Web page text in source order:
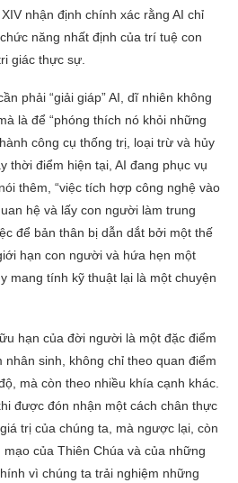
nhận định chính xác rằng AI chỉ
năng nhất định của trí tuệ con
giác thực sự.
phải “giải giáp” AI, dĩ nhiên không
là để “phóng thích nó khỏi những
công cụ thống trị, loại trừ và hủy
thời điểm hiện tại, AI đang phục vụ
thêm, “việc tích hợp công nghệ vào
hệ và lấy con người làm trung
để bản thân bị dẫn dắt bởi một thế
hạn con người và hứa hẹn một
mang tính kỹ thuật lại là một chuyện
hạn của đời người là một đặc điểm
sinh, không chỉ theo quan điểm
mà còn theo nhiều khía cạnh khác.
được đón nhận một cách chân thực
trị của chúng ta, mà ngược lại, còn
của Thiên Chúa và của những
vì chúng ta trải nghiệm những